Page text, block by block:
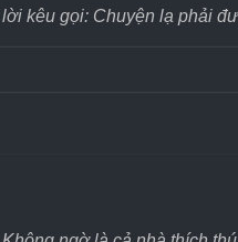
kêu gọi: Chuyện lạ phải